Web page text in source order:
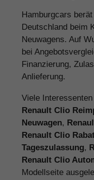
Hamburgcars
Deutschland beim
Neuwagens. Auf
bei
Finanzierung,
Anlieferung.
Viele
Renault Clio
Neuwagen,
Renault Clio
Tageszulassung,
Renault Clio
Modellseite